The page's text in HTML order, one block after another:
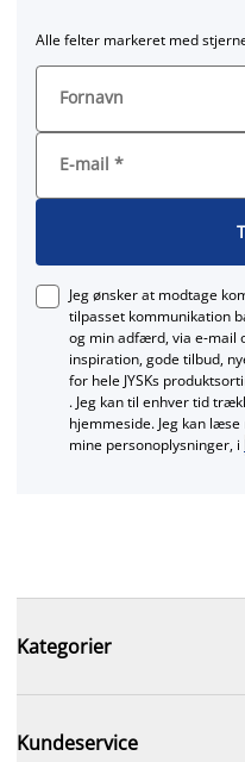
Alle felter markeret med
Fornavn
E-mail *
Jeg ønsker at modtage
tilpasset kommunikation
og min adfærd, via
inspiration, gode tilbud,
for hele JYSKs
. Jeg kan til enhver tid
hjemmeside. Jeg kan
mine personoplysninger, i
Kategorier
Kundeservice